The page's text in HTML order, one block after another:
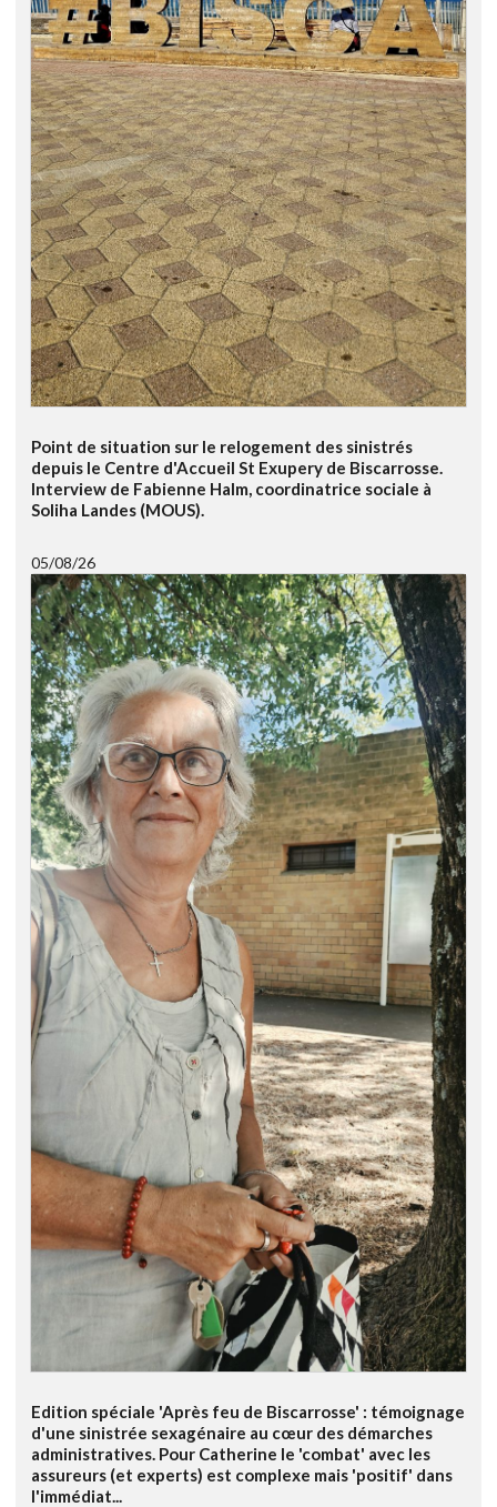
Point de situation sur le relogement des sinistrés
depuis le Centre d'Accueil St Exupery de Biscarrosse.
Interview de Fabienne Halm, coordinatrice sociale à
Soliha Landes (MOUS).
05/08/26
Edition spéciale 'Après feu de Biscarrosse' : témoignage
d'une sinistrée sexagénaire au cœur des démarches
administratives. Pour Catherine le 'combat' avec les
assureurs (et experts) est complexe mais 'positif' dans
l'immédiat...